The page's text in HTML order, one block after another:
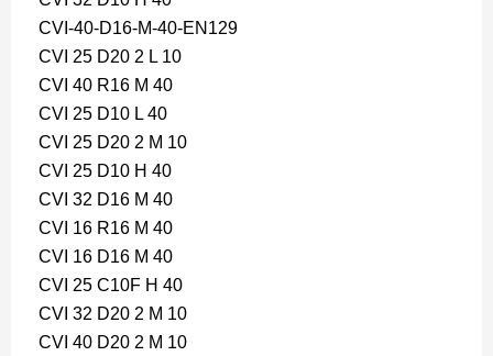
CVI-40-D16-M-40-EN129
CVI 25 D20 2 L 10
CVI 40 R16 M 40
CVI 25 D10 L 40
CVI 25 D20 2 M 10
CVI 25 D10 H 40
CVI 32 D16 M 40
CVI 16 R16 M 40
CVI 16 D16 M 40
CVI 25 C10F H 40
CVI 32 D20 2 M 10
CVI 40 D20 2 M 10